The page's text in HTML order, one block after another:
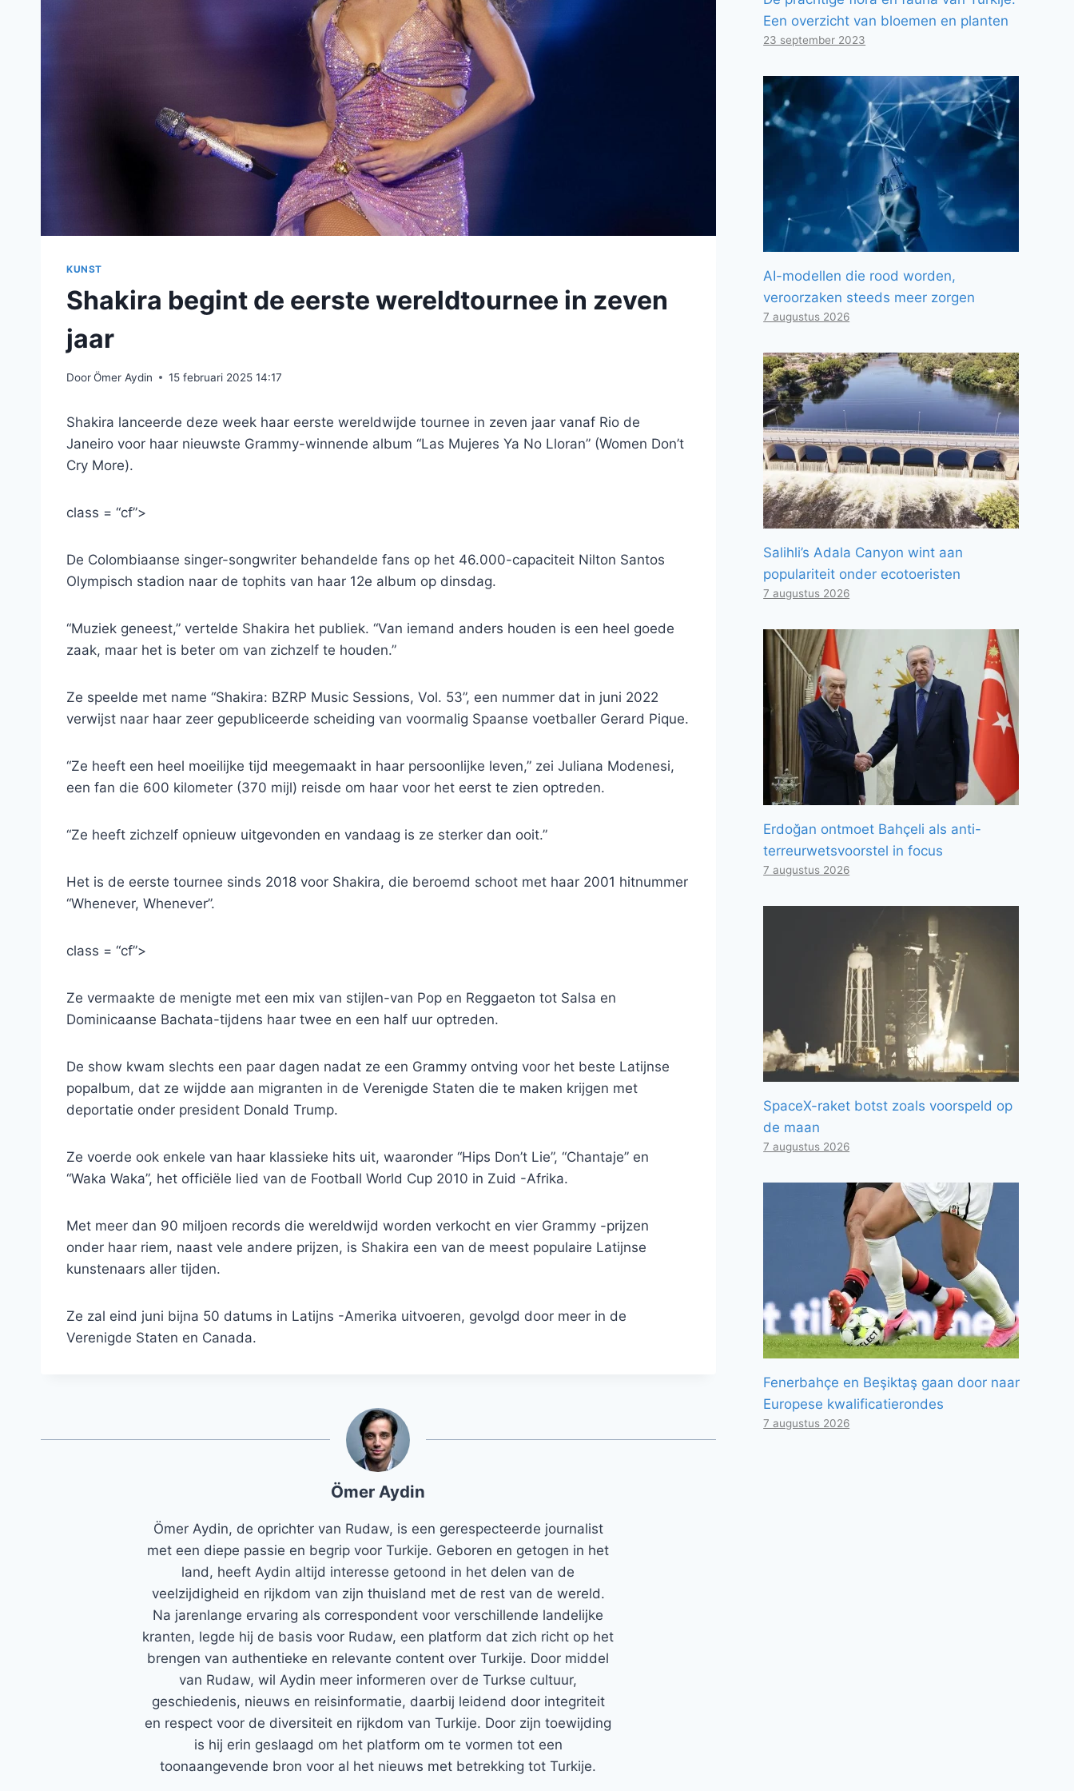
KUNST
Shakira begint de eerste wereldtournee in zeven
jaar
DoorÖmer Aydin 15 februari 2025 14:17
Shakira lanceerde deze week haar eerste wereldwijde tournee in zeven jaar vanaf Rio de
Janeiro voor haar nieuwste Grammy-winnende album “Las Mujeres Ya No Lloran” (Women Don’t
Cry More).
class = “cf”>
De Colombiaanse singer-songwriter behandelde fans op het 46.000-capaciteit Nilton Santos
Olympisch stadion naar de tophits van haar 12e album op dinsdag.
“Muziek geneest,” vertelde Shakira het publiek. “Van iemand anders houden is een heel goede
zaak, maar het is beter om van zichzelf te houden.”
Ze speelde met name “Shakira: BZRP Music Sessions, Vol. 53”, een nummer dat in juni 2022
verwijst naar haar zeer gepubliceerde scheiding van voormalig Spaanse voetballer Gerard Pique.
“Ze heeft een heel moeilijke tijd meegemaakt in haar persoonlijke leven,” zei Juliana Modenesi,
een fan die 600 kilometer (370 mijl) reisde om haar voor het eerst te zien optreden.
“Ze heeft zichzelf opnieuw uitgevonden en vandaag is ze sterker dan ooit.”
Het is de eerste tournee sinds 2018 voor Shakira, die beroemd schoot met haar 2001 hitnummer
“Whenever, Whenever”.
class = “cf”>
Ze vermaakte de menigte met een mix van stijlen-van Pop en Reggaeton tot Salsa en
Dominicaanse Bachata-tijdens haar twee en een half uur optreden.
De show kwam slechts een paar dagen nadat ze een Grammy ontving voor het beste Latijnse
popalbum, dat ze wijdde aan migranten in de Verenigde Staten die te maken krijgen met
deportatie onder president Donald Trump.
Ze voerde ook enkele van haar klassieke hits uit, waaronder “Hips Don’t Lie”, “Chantaje” en
“Waka Waka”, het officiële lied van de Football World Cup 2010 in Zuid -Afrika.
Met meer dan 90 miljoen records die wereldwijd worden verkocht en vier Grammy -prijzen
onder haar riem, naast vele andere prijzen, is Shakira een van de meest populaire Latijnse
kunstenaars aller tijden.
Ze zal eind juni bijna 50 datums in Latijns -Amerika uitvoeren, gevolgd door meer in de
Verenigde Staten en Canada.
Ömer Aydin
Ömer Aydin, de oprichter van Rudaw, is een gerespecteerde journalist
met een diepe passie en begrip voor Turkije. Geboren en getogen in het
land, heeft Aydin altijd interesse getoond in het delen van de
veelzijdigheid en rijkdom van zijn thuisland met de rest van de wereld.
Na jarenlange ervaring als correspondent voor verschillende landelijke
kranten, legde hij de basis voor Rudaw, een platform dat zich richt op het
brengen van authentieke en relevante content over Turkije. Door middel
van Rudaw, wil Aydin meer informeren over de Turkse cultuur,
geschiedenis, nieuws en reisinformatie, daarbij leidend door integriteit
en respect voor de diversiteit en rijkdom van Turkije. Door zijn toewijding
is hij erin geslaagd om het platform om te vormen tot een
toonaangevende bron voor al het nieuws met betrekking tot Turkije.
Een overzicht van bloemen en planten
23 september 2023
AI-modellen die rood worden,
veroorzaken steeds meer zorgen
7 augustus 2026
Salihli’s Adala Canyon wint aan
populariteit onder ecotoeristen
7 augustus 2026
Erdoğan ontmoet Bahçeli als anti-
terreurwetsvoorstel in focus
7 augustus 2026
SpaceX-raket botst zoals voorspeld op
de maan
7 augustus 2026
Fenerbahçe en Beşiktaş gaan door naar
Europese kwalificatierondes
7 augustus 2026